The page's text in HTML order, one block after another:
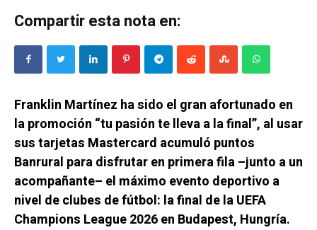
Compartir esta nota en:
Franklin Martínez ha sido el gran afortunado en
la promoción “tu pasión te lleva a la final”, al usar
sus tarjetas Mastercard acumuló puntos
Banrural para disfrutar en primera fila –junto a un
acompañante– el máximo evento deportivo a
nivel de clubes de fútbol: la final de la UEFA
Champions League 2026 en Budapest, Hungría.